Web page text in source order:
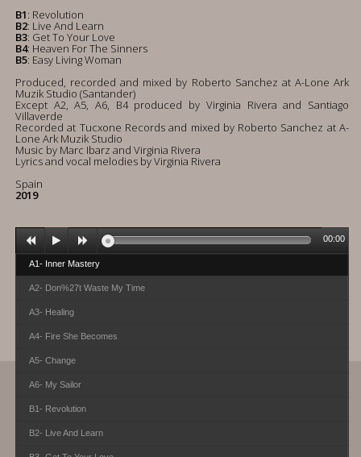
B1: Revolution
B2: Live And Learn
B3: Get To Your Love
B4: Heaven For The Sinners
B5: Easy Living Woman
Produced, recorded and mixed by Roberto Sanchez at A-Lone Ark
Muzik Studio (Santander)
Except A2, A5, A6, B4 produced by Virginia Rivera and Santiago
Villaverde
Recorded at Tucxone Records and mixed by Roberto Sanchez at A-
Lone Ark Muzik Studio
Music by Marc Ibarz and Virginia Rivera
Lyrics and vocal melodies by Virginia Rivera
Spain
2019
A1- Inner Mastery
A2- Don%27t Waste My Time
A3- Healing
A4- Fire She Becomes
A5- Change
A6- My Sailor
B1- Revolution
B2- Live And Learn
00:00